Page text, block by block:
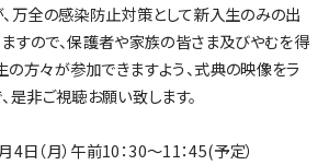
万全の感染防止対策として新入生のみの出
すので、保護者や家族の皆さま及びやむを得
方々が参加できますよう、式典の映像をラ
是非ご視聴お願い致します。
4日（月）午前10：30～11：45(予定）